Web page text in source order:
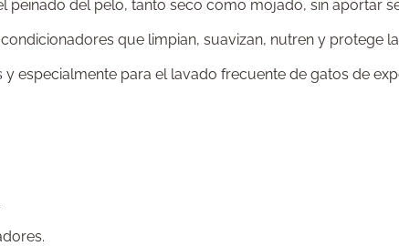
peinado del pelo, tanto seco como mojado, sin aportar
que limpian, suavizan, nutren y protege
especialmente para el lavado frecuente de gatos de